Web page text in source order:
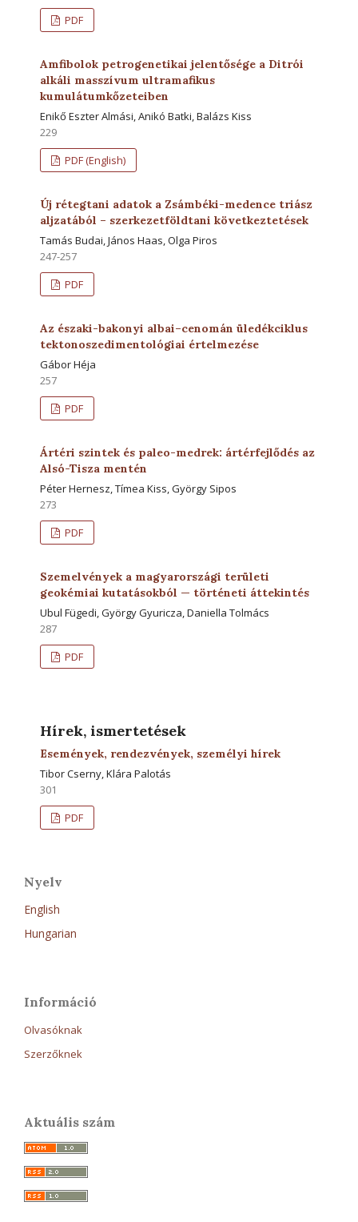
PDF
Amfibolok petrogenetikai jelentősége a Ditrói
alkáli masszívum ultramafikus
kumulátumkőzeteiben
Enikő Eszter Almási, Anikó Batki, Balázs Kiss
229
PDF (English)
Új rétegtani adatok a Zsámbéki-medence triász
aljzatából – szerkezetföldtani következtetések
Tamás Budai, János Haas, Olga Piros
247-257
PDF
Az északi-bakonyi albai–cenomán üledékciklus
tektonoszedimentológiai értelmezése
Gábor Héja
257
PDF
Ártéri szintek és paleo-medrek: ártérfejlődés az
Alsó-Tisza mentén
Péter Hernesz, Tímea Kiss, György Sipos
273
PDF
Szemelvények a magyarországi területi
geokémiai kutatásokból — történeti áttekintés
Ubul Fügedi, György Gyuricza, Daniella Tolmács
287
PDF
Hírek, ismertetések
Események, rendezvények, személyi hírek
Tibor Cserny, Klára Palotás
301
PDF
Nyelv
English
Hungarian
Információ
Olvasóknak
Szerzőknek
Aktuális szám